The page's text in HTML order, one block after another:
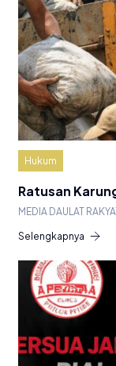
Hukum
Ratusan
MEDIA DAULAT
Selengkapnya